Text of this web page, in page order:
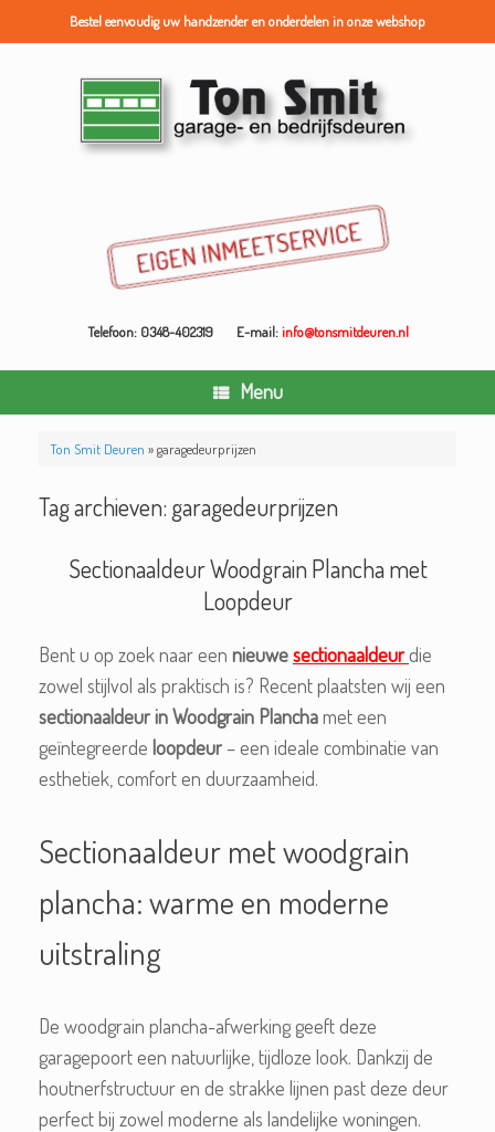
Bestel eenvoudig uw handzender en onderdelen in onze webshop
Telefoon: 0348-402319 E-mail:info@tonsmitdeuren.nl
Menu
Ton Smit Deuren »garagedeurprijzen
Tag archieven: garagedeurprijzen
Sectionaaldeur Woodgrain Plancha met
Loopdeur
Bent u op zoek naar een nieuwesectionaaldeurdie
zowel stijlvol als praktisch is? Recent plaatsten wij een
sectionaaldeur in Woodgrain Planchamet een
geïntegreerde loopdeur – een ideale combinatie van
esthetiek, comfort en duurzaamheid.
Sectionaaldeur met woodgrain
plancha: warme en moderne
uitstraling
De woodgrain plancha-afwerking geeft deze
garagepoort een natuurlijke, tijdloze look. Dankzij de
houtnerfstructuur en de strakke lijnen past deze deur
perfect bij zowel moderne als landelijke woningen.